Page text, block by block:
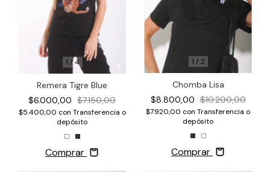
1 /4
Remera Tigre Blue
$6.000,00 $7.150,00
$5.400,00 con Transferencia o
depósito
Comprar
1 / 2
Chomba Lisa
$8.800,00 $10.200,00
$7.920,00 con Transferencia o
depósito
Comprar